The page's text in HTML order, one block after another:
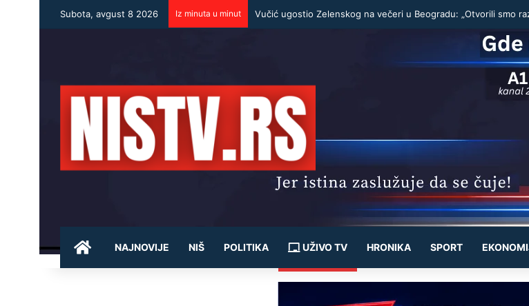
Subota, avgust 8 2026 Iz minuta u minut
POČETNA
NAJNOVIJE NIŠ POLITIKA UŽIVO TV HRONIKA SPORT